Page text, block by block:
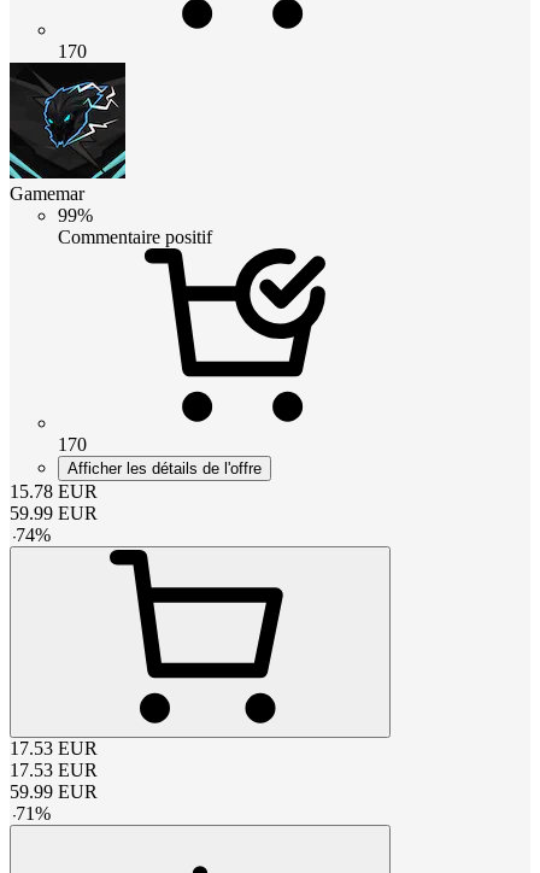
170
Gamemar
99%
Commentaire positif
170
Afficher les détails de l'offre
15.78 EUR
59.99 EUR
-74%
17.53 EUR
17.53 EUR
59.99 EUR
-71%